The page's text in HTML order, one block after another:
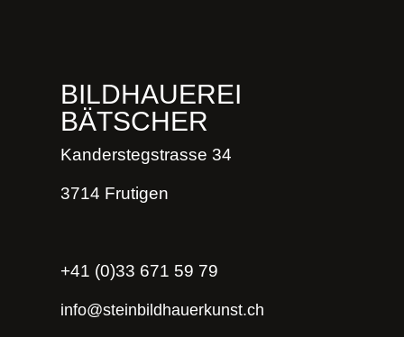
BILDHAUEREI
BÄTSCHER
Kanderstegstrasse 34
3714 Frutigen
+41 (0)33 671 59 79
info@steinbildhauerkunst.ch